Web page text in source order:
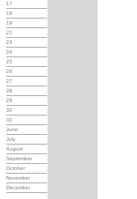
17
18
19
22
23
24
25
26
27
28
29
30
31
June
July
August
September
October
November
December